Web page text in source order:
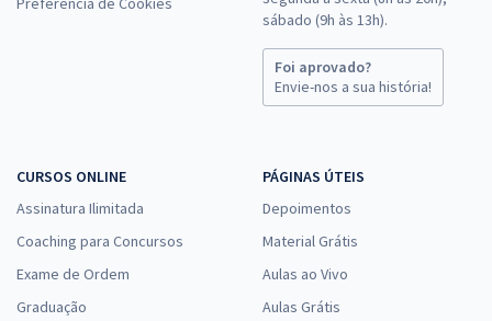
sábado (9h às 13h).
Foi aprovado?
Envie-nos a sua história!
CURSOS ONLINE
Assinatura Ilimitada
Coaching para Concursos
Exame de Ordem
Graduação
PÁGINAS ÚTEIS
Depoimentos
Material Grátis
Aulas ao Vivo
Aulas Grátis